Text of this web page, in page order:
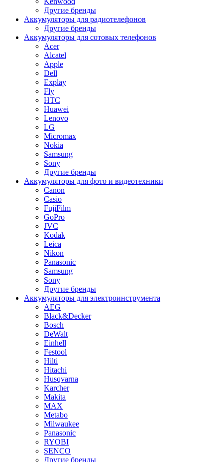
Другие бренды
Аккумуляторы для радиотелефонов
Другие бренды
Аккумуляторы для сотовых телефонов
Acer
Alcatel
Apple
Dell
Explay
Fly
HTC
Huawei
Lenovo
LG
Micromax
Nokia
Samsung
Sony
Другие бренды
Аккумуляторы для фото и видеотехники
Canon
Casio
FujiFilm
GoPro
JVC
Kodak
Leica
Nikon
Panasonic
Samsung
Sony
Другие бренды
Аккумуляторы для электроинструмента
AEG
Black&Decker
Bosch
DeWalt
Einhell
Festool
Hilti
Hitachi
Husqvarna
Karcher
Makita
MAX
Metabo
Milwaukee
Panasonic
RYOBI
SENCO
Другие бренды